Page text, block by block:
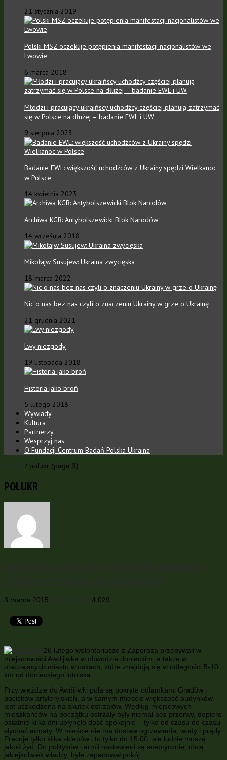
21 stycznia 2019
Polski MSZ oczekuje potępienia manifestacji nacjonalistów we
Lwowie
6 marca 2018
Młodzi i pracujący ukraińscy uchodźcy częściej planują zatrzymać
się w Polsce na dłużej – badanie EWL i UW
9 sierpnia 2023
Badanie EWL: większość uchodźców z Ukrainy spędzi Wielkanoc
w Polsce
14 kwietnia 2023
Archiwa KGB: Antybolszewicki Blok Narodów
14 września 2018
Mikołajw Susujew: Ukraina zwycięska
18 marca 2022
Nic o nas bez nas czyli o znaczeniu Ukrainy w grze o Ukrainę
21 grudnia 2021
Lwy niezgody
19 listopada 2018
Historia jako broń
5 lutego 2018
Wywiady
Kultura
Partnerzy
Wesprzyj nas
O Fundacji Centrum Badań Polska Ukraina
/ polukr (page 3)
POLUKR
3 marca 2015 4,029
26 lutego wolontariusze z Zaporoża przebywali w
miejscowości Awdijiwka w obwodzie donieckim, a także w
otaczających miasto wioskach, które znajdują się w odległości 5-10
km od donieckiego lotniska.
Przy wjeździe do Awdijiwki pola są pokryte odłamkami Gradów i
pocisków artyleryjskich, a w samym mieście większość budynków
jest uszkodzona na skutek ostrzałów. Według miejscowych
mieszkańców na początku ostrzały były niemal bez przerwy, dopiero
ostatnie kilka dni upłynęło dość spokojnie – tylko od czasu do czasu
słychać armaty. W mieście nie ma dostaw ogrzewania, wody i prądy.
Pracuje tylko kilka sklepów i to tylko do 15.00, ale ludzie muszą
jakoś żyć. Do polityków i armii nastawieni są sceptycznie, chcą
jakiejkolwiek władzy, byle zapanował pokój.